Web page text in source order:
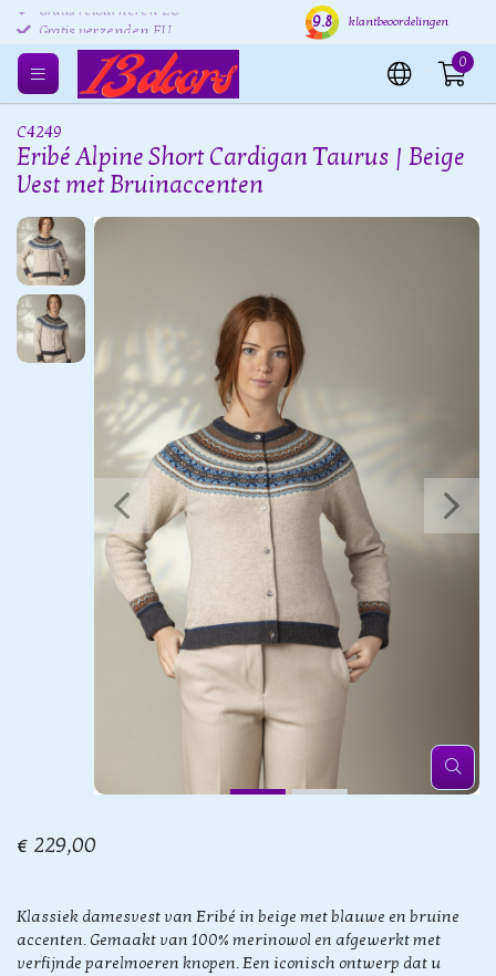
Gratis retourneren EU Verzending binnen 24 uur
9.8 klantbeoordelingen
0
C4249
Eribé Alpine Short Cardigan Taurus | Beige
Vest met Bruinaccenten
€ 229,00
Klassiek damesvest van Eribé in beige met blauwe en bruine
accenten. Gemaakt van 100% merinowol en afgewerkt met
verfijnde parelmoeren knopen. Een iconisch ontwerp dat u